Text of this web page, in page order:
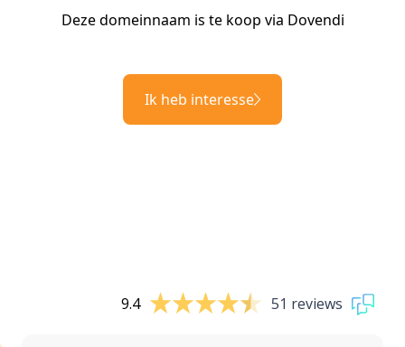
Deze domeinnaam is te koop via Dovendi
Ik heb interesse
9.4 51 reviews